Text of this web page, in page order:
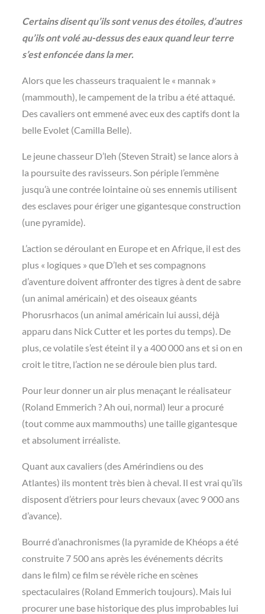
Certains disent qu’ils sont venus des étoiles, d’autres
qu’ils ont volé au-dessus des eaux quand leur terre
s’est enfoncée dans la mer.
Alors que les chasseurs traquaient le « mannak »
(mammouth), le campement de la tribu a été attaqué.
Des cavaliers ont emmené avec eux des captifs dont la
belle Evolet (Camilla Belle).
Le jeune chasseur D’leh (Steven Strait) se lance alors à
la poursuite des ravisseurs. Son périple l’emmène
jusqu’à une contrée lointaine où ses ennemis utilisent
des esclaves pour ériger une gigantesque construction
(une pyramide).
L’action se déroulant en Europe et en Afrique, il est des
plus « logiques » que D’leh et ses compagnons
d’aventure doivent affronter des tigres à dent de sabre
(un animal américain) et des oiseaux géants
Phorusrhacos (un animal américain lui aussi, déjà
apparu dans Nick Cutter et les portes du temps). De
plus, ce volatile s’est éteint il y a 400 000 ans et si on en
croit le titre, l’action ne se déroule bien plus tard.
Pour leur donner un air plus menaçant le réalisateur
(Roland Emmerich ? Ah oui, normal) leur a procuré
(tout comme aux mammouths) une taille gigantesque
et absolument irréaliste.
Quant aux cavaliers (des Amérindiens ou des
Atlantes) ils montent très bien à cheval. Il est vrai qu’ils
disposent d’étriers pour leurs chevaux (avec 9 000 ans
d’avance).
Bourré d’anachronismes (la pyramide de Khéops a été
construite 7 500 ans après les événements décrits
dans le film) ce film se révèle riche en scènes
spectaculaires (Roland Emmerich toujours). Mais lui
procurer une base historique des plus improbables lui